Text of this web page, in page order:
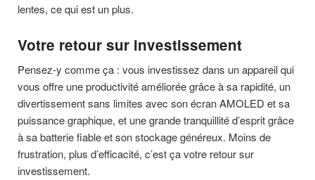
lentes, ce qui est un plus.
Votre retour sur investissement
Pensez-y comme ça : vous investissez dans un appareil qui
vous offre une productivité améliorée grâce à sa rapidité, un
divertissement sans limites avec son écran AMOLED et sa
puissance graphique, et une grande tranquillité d’esprit grâce
à sa batterie fiable et son stockage généreux. Moins de
frustration, plus d’efficacité, c’est ça votre retour sur
investissement.